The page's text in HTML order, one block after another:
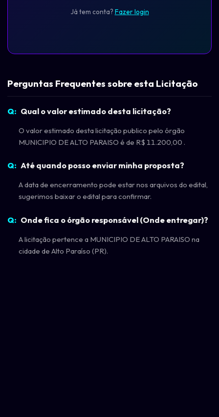
Já tem conta? Fazer login
Perguntas Frequentes sobre esta Licitação
Qual o valor estimado desta licitação?
O valor estimado desta licitação publico pelo órgão
MUNICIPIO DE ALTO PARAISO é de R$ 11.200,00 .
Até quando posso enviar minha proposta?
A data de encerramento pode estar nos arquivos do edital,
sugerimos baixar o edital para confirmar.
Onde fica o órgão responsável (Onde entregar)?
A licitação pertence a MUNICIPIO DE ALTO PARAISO na
cidade de Alto Paraíso (PR).